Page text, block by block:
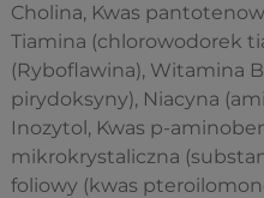
Cholina, Kwas
Tiamina (chlorowodorek
(Ryboflawina), Witamina
pirydoksyny), Niacyna
Inozytol, Kwas p-
mikrokrystaliczna
foliowy (kwas